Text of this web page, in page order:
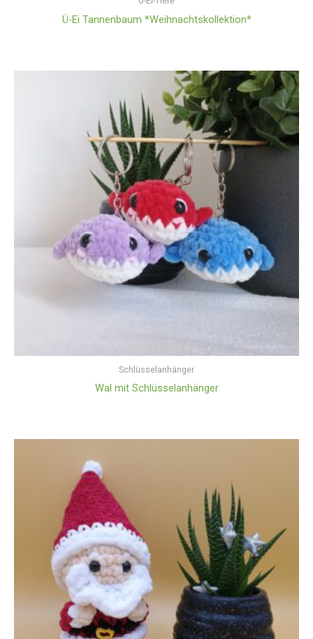
Ü-Ei Tannenbaum *Weihnachtskollektion*
Schlüsselanhänger
Wal mit Schlüsselanhänger